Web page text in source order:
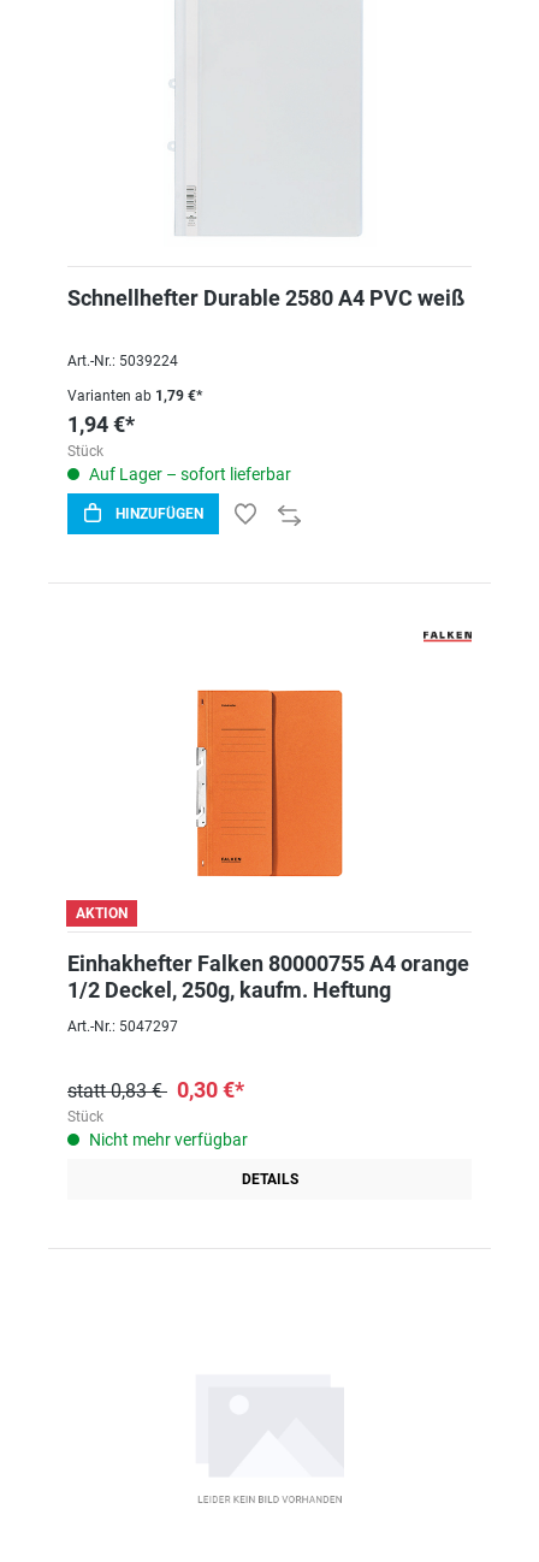
Schnellhefter Durable 2580 A4 PVC weiß
Art.-Nr.: 5039224
Varianten ab 1,79 €*
1,94 €*
Stück
Auf Lager – sofort lieferbar
HINZUFÜGEN
AKTION
Einhakhefter Falken 80000755 A4 orange
1/2 Deckel, 250g, kaufm. Heftung
Art.-Nr.: 5047297
statt 0,83 € 0,30 €*
Stück
Nicht mehr verfügbar
DETAILS